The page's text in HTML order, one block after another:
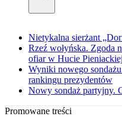
Nietykalna sierżant
Rzeź wołyńska. Zgoda
ofiar w Hucie
Wyniki nowego
rankingu prezydentów
Nowy sondaż partyjny.
Promowane treści